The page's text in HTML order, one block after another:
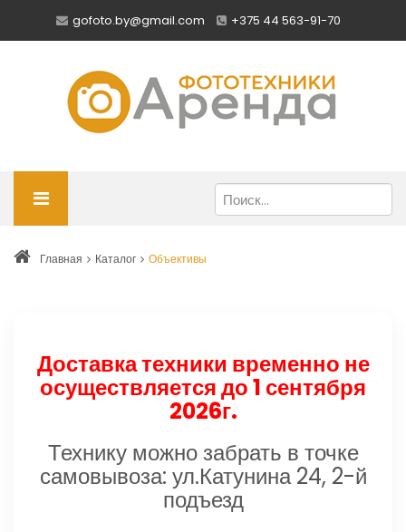
gofoto.by@gmail.com +375 44 563-91-70
Главная Каталог Объективы
Доставка техники временно не
осуществляется до 1 сентября
2026г.
Технику можно забрать в точке
самовывоза: ул.Катунина 24, 2-й
подъезд